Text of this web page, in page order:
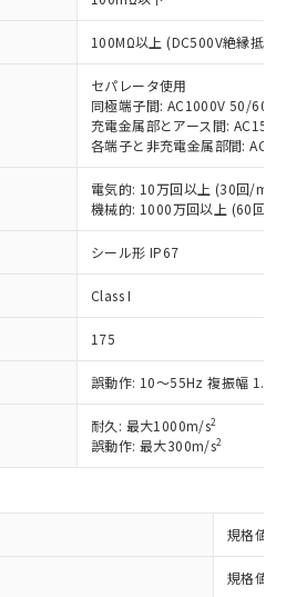
100MΩ以上 (DC500V絶縁抵抗
セパレータ使用
同極端子間: AC1000V 50/
充電金属部とアース間:
各端子と非充電金属部間:
電気的: 10万回以上 (30回/min)
機械的: 1000万回以上 (60回/
シール形 IP67
Class I
175
誤動作: 10～55Hz 複振幅
耐久: 最大1000m/s2
誤動作: 最大300m/s2
規格値
規格値
は、当社制御機器事業取扱
在庫状況および標準価格
器事業取扱商品の中には、
の対象外となる商品もある
ください。
よび標準価格照会結果は、
る更新日時点での社内デー
作成されるものであり、閲
での実際の在庫および標
。
況および標準価格はお客
、またはお客様担当のオ
機器販売店・当社販売員に
御機器販売店や当社販売拠
ネットワーク
」をご確認
く第三者に漏洩または開
お願いします。
用いただくには、I-Web
RoHS指令（10物質）の
を調査中または確認中の
ンス料など無形物で、有
のない商品です。
より、非含有部品として
品と判明した場合などや
ことがあります。
水銀(Hg) 1000ppm以下、 カド
、
以下、ポリ臭化ビフェニル
ポリ臭化ジフェニルエーテル類
以下、フタル酸ジブチル
下、フタル酸ジイソブチル
用監視および制御機器に対する
４物質については閾値を超える意
を確認しています。
あります。
表
料含有率が中国RoHSの
ことを示します。
材料含有率が中国RoHSの
ることを示します。
準値 (GB/T26572)：
水銀) : 1000ppm、 Cd(カドミウ
、 PBBs(ポリ臭化ビフェ
ポリ臭化ジフェニルエーテ
: 1000ppm、 DIBP(フタル酸ジ
、 BBP(フタル酸ブチルベンジ
期限
（10物質）のすべてが基
を示します。
、環境に深刻な影響を
ら貴社製品のうち、外国
外国貿易法に定める商品
貨物等」という）を輸出
への提供する場合は、日本
出許可(または役務取引許
るなどの必要な手続きを
貨物を破棄する場合は、完
など、違法に輸出されな
手段を講じます。
製品を、核兵器、ミサイ
、生物兵器またはその他
これらの製造装置等に一切
せん。
1、2および3の内容を当
知します。また当社は、
おそれがある場合は、取
以上の在庫あり
には満たないが在庫あり
し(最新の在庫状況につ
、お客様のお取引先、ま
様担当のオムロン制御
い)